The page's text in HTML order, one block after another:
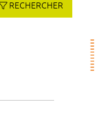
RECHERCHER